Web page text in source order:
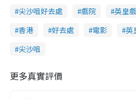
尖沙咀好去處 戲院 英皇
香港
好去處 電影 英
尖沙咀
更多真實評價